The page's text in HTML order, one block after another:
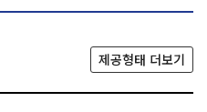
제공형태 더보기